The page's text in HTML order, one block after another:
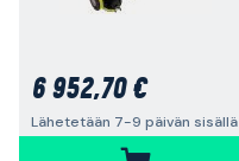
6 952,70 €
Lähetetään 7-9 päivän sisällä